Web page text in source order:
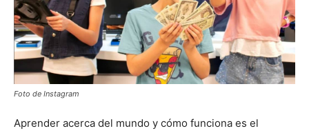
Foto de Instagram
Aprender acerca del mundo y cómo funciona es el